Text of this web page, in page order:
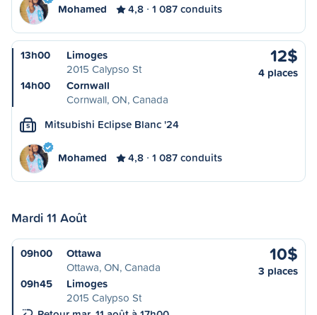
Mohamed 4,8 1 087 conduits
13h00
Limoges
2015 Calypso St
14h00
Cornwall
Cornwall, ON, Canada
12$
4 places
S Mitsubishi Eclipse Blanc '24
Mohamed 4,8 1 087 conduits
Mardi 11 Août
09h00
Ottawa
Ottawa, ON, Canada
09h45
Limoges
2015 Calypso St
10$
3 places